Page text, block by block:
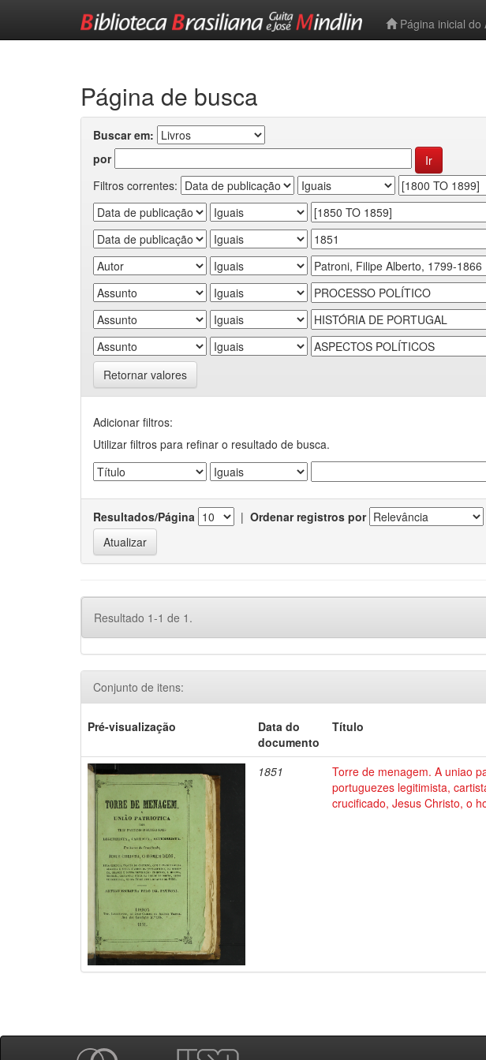
Página inicial do
Página de busca
Buscar em:
por
Filtros correntes:
Retornar valores
Adicionar filtros:
Utilizar filtros para refinar o resultado de busca.
Resultados/Página | Ordenar registros por
Resultado 1-1 de 1.
Conjunto de itens:
Pré-visualização
Data do
documento
Título
1851
Torre de menagem. A uniao
portuguezes legitimista,
crucificado, Jesus Christo, o